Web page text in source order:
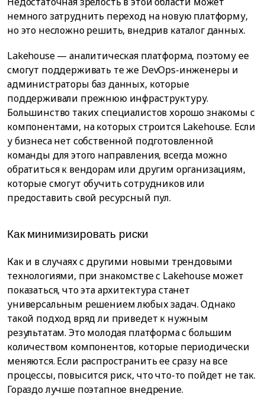
немного затруднить переход на новую платформу,
но это несложно решить, внедрив каталог данных.
Lakehouse — аналитическая платформа, поэтому ее
смогут поддерживать те же DevOps-инженеры и
администраторы баз данных, которые
поддерживали прежнюю инфраструктуру.
Большинство таких специалистов хорошо знакомы с
компонентами, на которых строится Lakehouse. Если
у бизнеса нет собственной подготовленной
команды для этого направления, всегда можно
обратиться к вендорам или другим организациям,
которые смогут обучить сотрудников или
предоставить свой ресурсный пул.
Как минимизировать риски
Как и в случаях с другими новыми трендовыми
технологиями, при знакомстве с Lakehouse может
показаться, что эта архитектура станет
универсальным решением любых задач. Однако
такой подход вряд ли приведет к нужным
результатам. Это молодая платформа с большим
количеством компонентов, которые периодически
меняются. Если распространить ее сразу на все
процессы, повысится риск, что что-то пойдет не так.
Гораздо лучше поэтапное внедрение.